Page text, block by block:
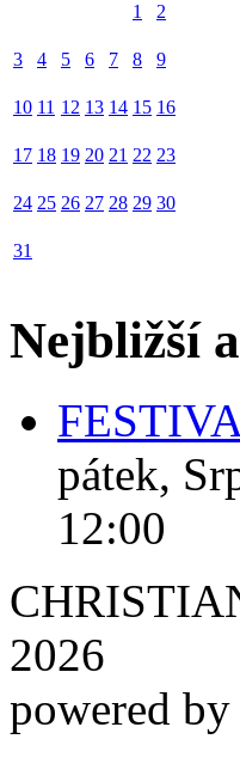
1
2
3 4 5 6 7 8 9
10 11 12 13 14 15 16
17 18 19 20 21 22 23
24 25 26 27 28 29 30
31
Nejbližší
pátek,
12:00
2026
powered by